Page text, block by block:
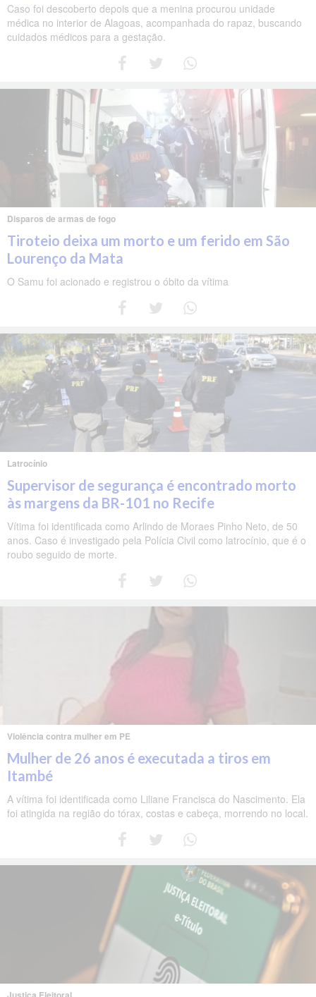
Caso foi descoberto depois que a menina procurou unidade
médica no interior de Alagoas, acompanhada do rapaz, buscando
cuidados médicos para a gestação.
Disparos de armas de fogo
Tiroteio deixa um morto e um ferido em São
Lourenço da Mata
O Samu foi acionado e registrou o óbito da vítima
Latrocínio
Supervisor de segurança é encontrado morto
às margens da BR-101 no Recife
Vítima foi identificada como Arlindo de Moraes Pinho Neto, de 50
anos. Caso é investigado pela Polícia Civil como latrocínio, que é o
roubo seguido de morte.
Violência contra mulher em PE
Mulher de 26 anos é executada a tiros em
Itambé
A vítima foi identificada como Liliane Francisca do Nascimento. Ela
foi atingida na região do tórax, costas e cabeça, morrendo no local.